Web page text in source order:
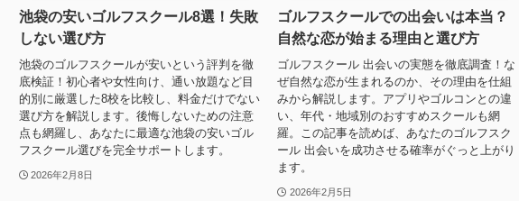
池袋の安いゴルフスクール8選！失敗
しない選び方
池袋のゴルフスクールが安いという評判を徹
底検証！初心者や女性向け、通い放題など目
的別に厳選した8校を比較し、料金だけでない
選び方を解説します。後悔しないための注意
点も網羅し、あなたに最適な池袋の安いゴル
フスクール選びを完全サポートします。
2026年2月8日
ゴルフスクールでの出会いは本当？
自然な恋が始まる理由と選び方
ゴルフスクール 出会いの実態を徹底調査！な
ぜ自然な恋が生まれるのか、その理由を仕組
みから解説します。アプリやゴルコンとの違
い、年代・地域別のおすすめスクールも網
羅。この記事を読めば、あなたのゴルフスク
ール 出会いを成功させる確率がぐっと上がり
ます。
2026年2月5日